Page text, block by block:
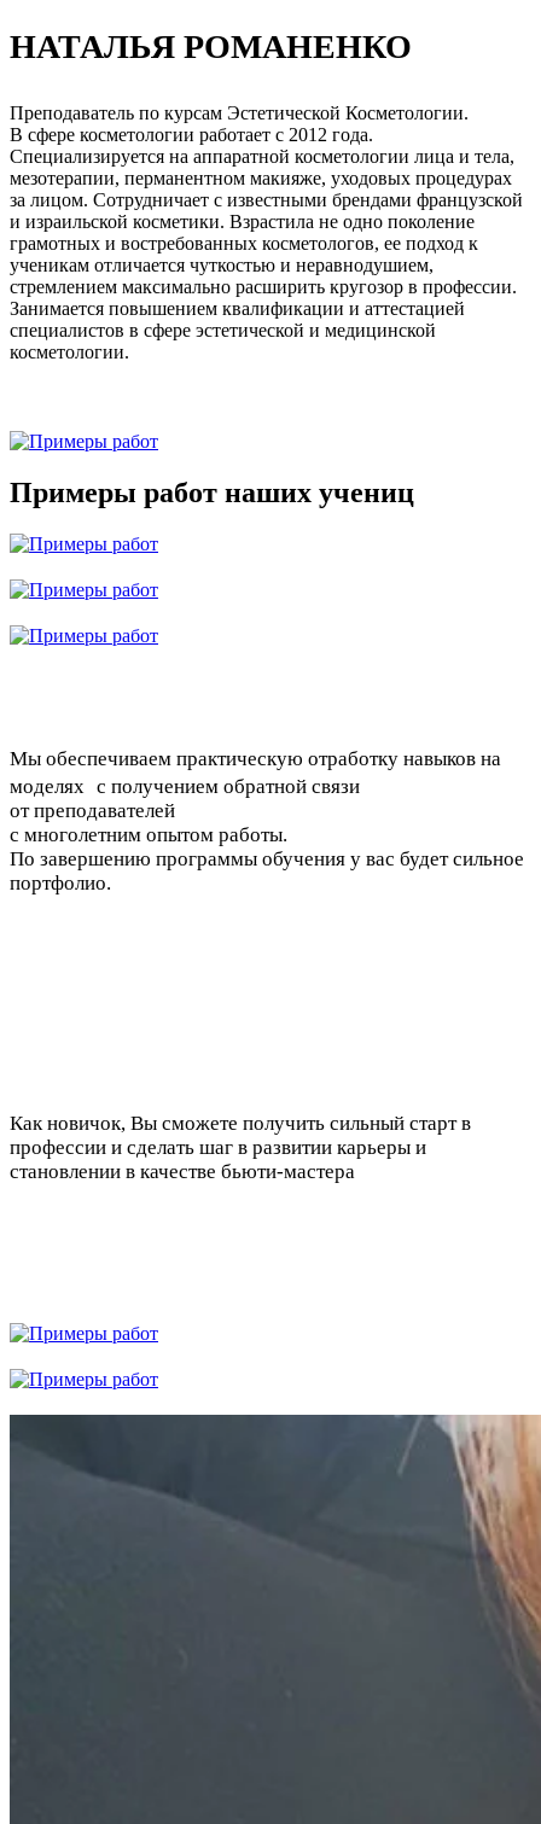
НАТАЛЬЯ РОМАНЕНКО
Преподаватель по курсам Эстетической Косметологии.
В сфере косметологии работает с 2012 года.
Специализируется на аппаратной косметологии лица и тела,
мезотерапии, перманентном макияже, уходовых процедурах
за лицом. Сотрудничает с известными брендами французской
и израильской косметики. Взрастила не одно поколение
грамотных и востребованных косметологов, ее подход к
ученикам отличается чуткостью и неравнодушием,
стремлением максимально расширить кругозор в профессии.
Занимается повышением квалификации и аттестацией
специалистов в сфере эстетической и медицинской
косметологии.
Примеры работ наших учениц
Мы обеспечиваем практическую отработку навыков на
моделях с получением обратной связи
от преподавателей
с многолетним опытом работы.
По завершению программы обучения у вас будет сильное
портфолио.
Как новичок, Вы сможете получить сильный старт в
профессии и сделать шаг в развитии карьеры и
становлении в качестве бьюти-мастера